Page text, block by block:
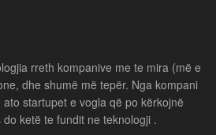
rreth kompanive me te mira (më e
dhe shumë më tepër. Nga kompani
startupet e vogla që po kërkojnë
ketë te fundit ne teknologji .